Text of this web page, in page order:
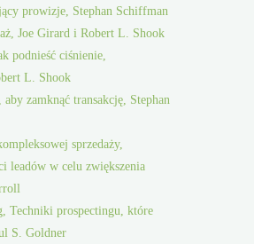
prowizje, Stephan Schiffman
Joe Girard i Robert L. Shook
podnieść ciśnienie,
L. Shook
zamknąć transakcję, Stephan
sprzedaży,
leadów w celu zwiększenia
Techniki prospectingu, które
S. Goldner